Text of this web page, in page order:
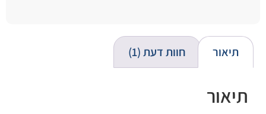
דירוגים של
לקוחותתיאור חוות דעת (1)
תיאור